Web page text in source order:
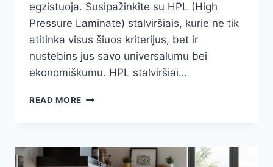
egzistuoja. Susipažinkite su HPL (High
Pressure Laminate) stalviršiais, kurie ne tik
atitinka visus šiuos kriterijus, bet ir
nustebins jus savo universalumu bei
ekonomiškumu. HPL stalviršiai…
READ MORE HPL
IR
ILGAAMŽIŠKUMO